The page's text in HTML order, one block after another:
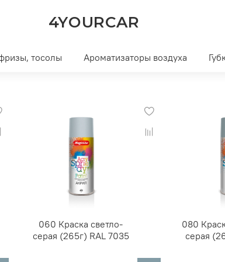
4YOURCAR
тосолы Ароматизаторы воздуха
060 Краска светло-
серая (265г) RAL 7035
080
серая